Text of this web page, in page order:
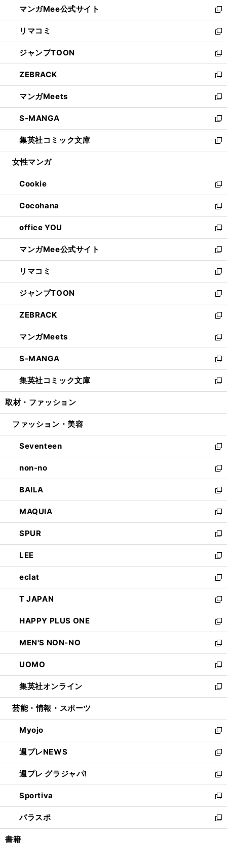
く
ド
ウ
で
開
く
ィ
ン
ド
ウ
で
開
く
い
ウ
ィ
ン
ド
ウ
で
開
く
マンガMee公式サイト
新
し
い
ウ
ィ
ン
ド
ウ
で
開
く
リマコミ
新
し
い
ウ
ィ
ン
ド
ウ
で
開
く
ジャンプTOON
新
し
い
ウ
ィ
ン
ド
ウ
で
開
ZEBRACK
新
し
い
ウ
ィ
ン
ド
ウ
開
く
マンガMeets
新
し
い
ウ
ィ
ン
ウ
で
開
く
S-MANGA
新
し
い
ウ
ン
ド
ウ
で
開
く
集英社コミック文庫
新
し
ウ
ィ
ン
ド
ウ
で
開
く
女性マンガ
Cookie
新
し
い
ウ
ィ
ン
ド
ウ
で
開
く
Cocohana
新
し
い
ウ
ィ
ン
ド
ウ
で
開
く
office YOU
新
し
い
ウ
ィ
ン
ド
ウ
で
開
く
マンガMee公式サイト
新
し
い
ウ
ィ
ン
ド
ウ
で
開
く
リマコミ
新
し
い
ウ
ィ
ン
ド
ウ
で
開
く
ジャンプTOON
新
し
い
ウ
ィ
ン
ド
ウ
で
開
ZEBRACK
新
し
い
ウ
ィ
ン
ド
ウ
開
マンガMeets
新
し
い
ウ
ィ
ン
ウ
開
く
S-MANGA
新
し
い
ウ
ン
ウ
で
開
く
集英社コミック文庫
新
し
ウ
ン
ド
ウ
で
開
く
取材・ファッション
ファッション・美容
Seventeen
新
し
い
ウ
ィ
ン
ド
ウ
で
開
く
non-no
新
し
い
ウ
ィ
ン
ド
ウ
で
開
く
BAILA
新
し
い
ウ
ィ
ン
ド
ウ
で
開
く
MAQUIA
新
し
い
ウ
ィ
ン
ド
ウ
で
開
く
SPUR
新
し
い
ウ
ィ
ン
ド
ウ
で
開
く
LEE
新
し
い
ウ
ィ
ン
ド
ウ
で
開
く
eclat
新
し
い
ウ
ィ
ン
ド
ウ
で
開
く
T JAPAN
新
し
い
ウ
ィ
ン
ド
ウ
で
開
HAPPY PLUS ONE
新
し
い
ウ
ィ
ン
ド
ウ
開
く
MEN'S NON-NO
新
し
い
ウ
ィ
ン
ウ
で
開
く
UOMO
新
し
い
ウ
ン
ド
ウ
で
開
く
集英社オンライン
新
し
ウ
ィ
ン
ド
ウ
で
開
く
芸能・情報・スポーツ
Myojo
新
し
い
ウ
ィ
ン
ド
ウ
で
開
週プレNEWS
新
し
い
ウ
ィ
ン
ド
ウ
週プレ グラジャパ!
新
し
い
ウ
ィ
ン
Sportiva
新
し
い
ウ
パラスポ
新
し
書籍